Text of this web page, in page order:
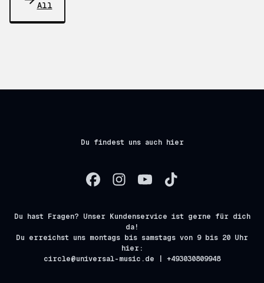
All
Du findest uns auch hier
Du hast Fragen? Unser Kundenservice ist gerne für dich
da!
Du erreichst uns montags bis samstags von 9 bis 20 Uhr
hier:
circle@universal-music.de | +493030809948